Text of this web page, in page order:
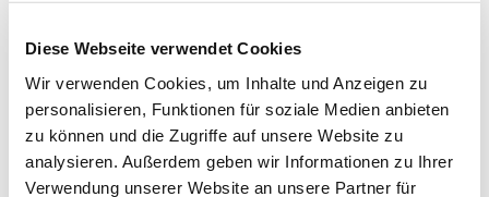
Diese Webseite verwendet Cookies
Wir verwenden Cookies, um Inhalte und Anzeigen zu
personalisieren, Funktionen für soziale Medien anbieten
zu können und die Zugriffe auf unsere Website zu
analysieren. Außerdem geben wir Informationen zu Ihrer
Verwendung unserer Website an unsere Partner für
Dies könnte Sie auch interessieren